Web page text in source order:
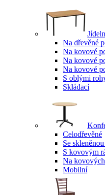
Na dřevěné
Na kovové
Na kovové
Na kovové
S oblými
Skládací
Celodřevěné
Se
S kovovým
Na
Mobilní